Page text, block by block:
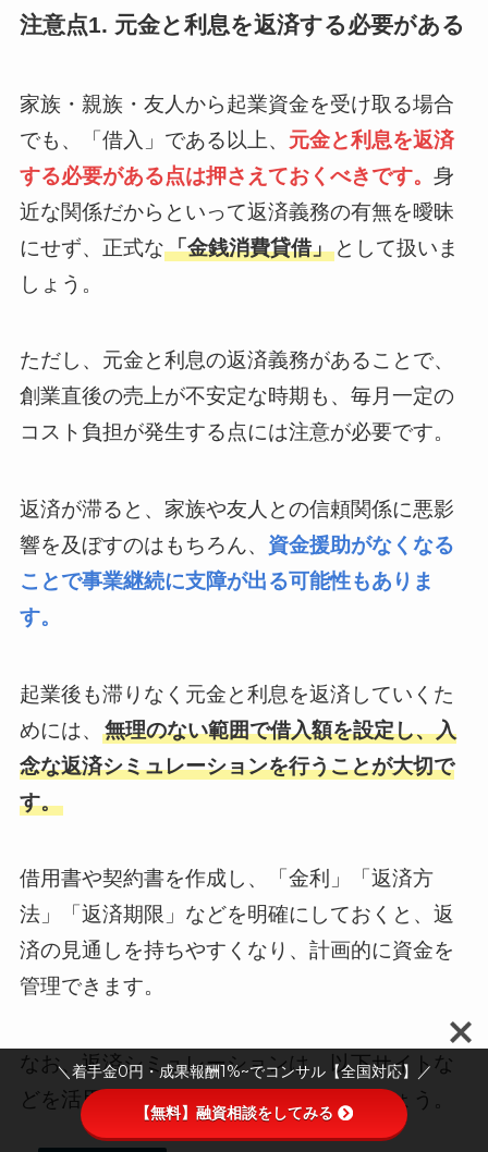
注意点1. 元金と利息を返済する必要がある
家族・親族・友人から起業資金を受け取る場合
でも、「借入」である以上、 元金と利息を返済
する必要がある点は押さえておくべきです。 身
近な関係だからといって返済義務の有無を曖昧
にせず、正式な「金銭消費貸借」として扱いま
しょう。
ただし、元金と利息の返済義務があることで、
創業直後の売上が不安定な時期も、毎月一定の
コスト負担が発生する点には注意が必要です。
返済が滞ると、家族や友人との信頼関係に悪影
響を及ぼすのはもちろん、 資金援助がなくなる
ことで事業継続に支障が出る可能性もありま
す。
起業後も滞りなく元金と利息を返済していくた
めには、 無理のない範囲で借入額を設定し、入
念な返済シミュレーションを行うことが大切で
す。
借用書や契約書を作成し、「金利」「返済方
法」「返済期限」などを明確にしておくと、返
済の見通しを持ちやすくなり、計画的に資金を
管理できます。
なお、返済シミュレーションは、以下サイトな
どを活用しつつ計画を立てると良いでしょう。
＼着手金0円・成果報酬1%~でコンサル【全国対応】／
【無料】融資相談をしてみる